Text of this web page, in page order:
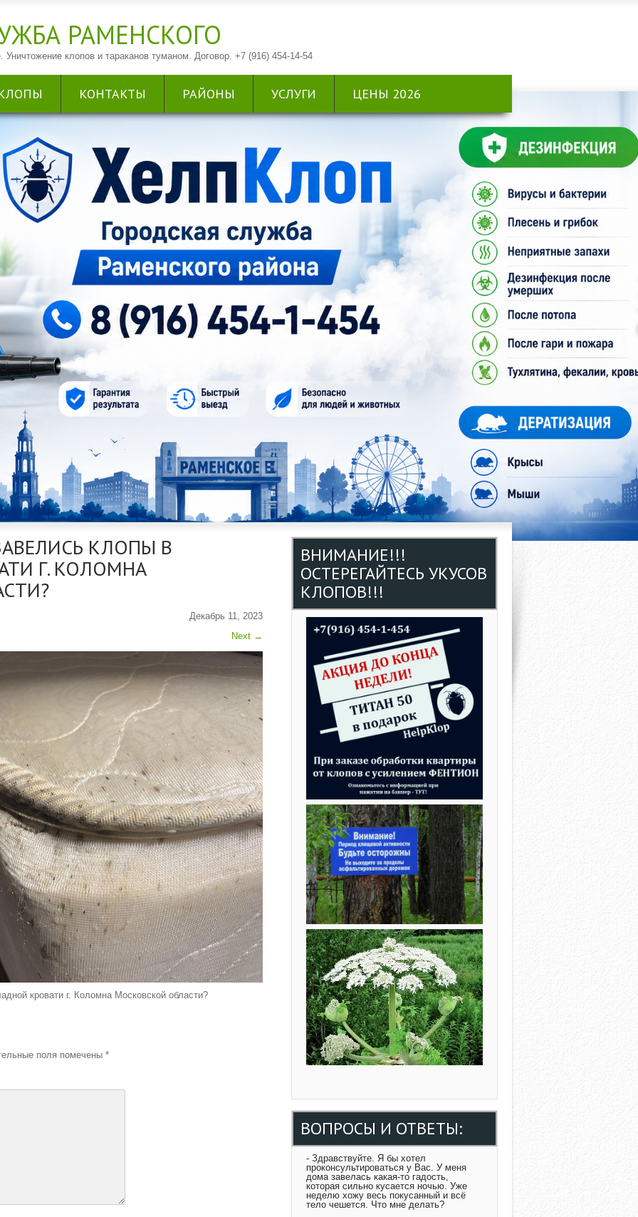
РАМЕНСКОГО
Уничтожение клопов и тараканов туманом. Договор. +7 (916) 454-14-54
КОНТАКТЫ РАЙОНЫ УСЛУГИ ЦЕНЫ 2026
КЛОПЫ В
Г. КОЛОМНА
Декабрь 11, 2023
Next →
кровати г. Коломна Московской области?
поля помечены *
ВНИМАНИЕ!!!
ОСТЕРЕГАЙТЕСЬ УКУСОВ
КЛОПОВ!!!
ВОПРОСЫ И ОТВЕТЫ:
- Здравствуйте. Я бы хотел
проконсультироваться у Вас. У меня
дома завелась какая-то гадость,
которая сильно кусается ночью. Уже
неделю хожу весь покусанный и всё
тело чешется. Что мне делать?